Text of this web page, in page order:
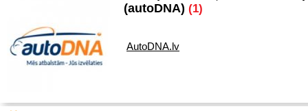
(autoDNA) (1)
AutoDNA.lv